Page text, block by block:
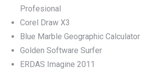
Profesional
Corel Draw X3
Blue Marble Geographic
Golden Software Surfer
ERDAS Imagine 2011